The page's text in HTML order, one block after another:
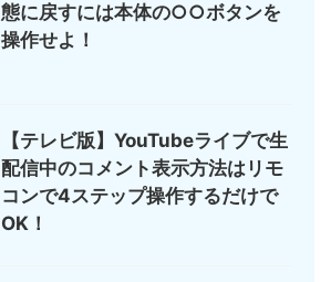
態に戻すには本体の○○ボタンを
操作せよ！
【テレビ版】YouTubeライブで生
配信中のコメント表示方法はリモ
コンで4ステップ操作するだけで
OK！